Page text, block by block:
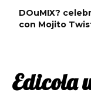
DOuMIX?
con Mojito
Edicola